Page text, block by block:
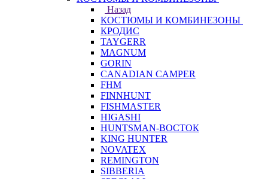
Назад
КОСТЮМЫ И КОМБИНЕЗОНЫ
КРОДИС
TAYGERR
MAGNUM
GORIN
CANADIAN CAMPER
FHM
FINNHUNT
FISHMASTER
HIGASHI
HUNTSMAN-ВОСТОК
KING HUNTER
NOVATEX
REMINGTON
SIBBERIA